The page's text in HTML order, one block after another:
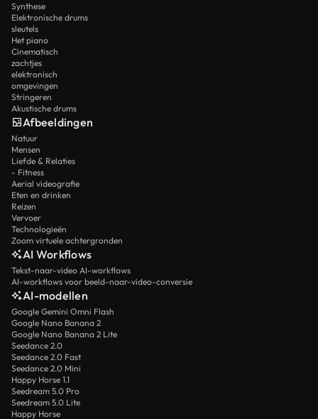
Synthese
Elektronische drums
sleutels
Het piano
Cinematisch
zachtjes
elektronisch
omgevingen
Stringeren
Akustische drums
Afbeeldingen
Natuur
Mensen
Liefde & Relaties
- Fitness
Aerial videografie
Eten en drinken
Reizen
Vervoer
Technologieën
Zoom virtuele achtergronden
AI Workflows
Tekst-naar-video AI-workflows
AI-workflows voor beeld-naar-video-conversie
AI-modellen
Google Gemini Omni Flash
Google Nano Banana 2
Google Nano Banana 2 Lite
Seedance 2.0
Seedance 2.0 Fast
Seedance 2.0 Mini
Happy Horse 1.1
Seedream 5.0 Pro
Seedream 5.0 Lite
Happy Horse